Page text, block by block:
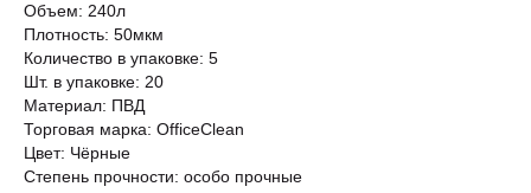
Объем: 240л
Плотность: 50мкм
Количество в упаковке: 5
Шт. в упаковке: 20
Материал: ПВД
Торговая марка: OfficeClean
Цвет: Чёрные
Степень прочности: особо прочные